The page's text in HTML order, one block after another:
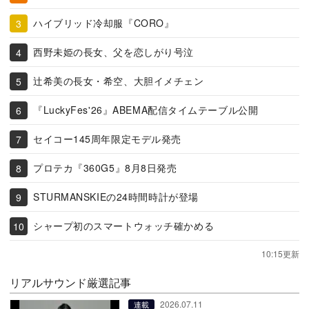
ハイブリッド冷却服『CORO』
西野未姫の長女、父を恋しがり号泣
辻希美の長女・希空、大胆イメチェン
『LuckyFes'26』ABEMA配信タイムテーブル公開
セイコー145周年限定モデル発売
プロテカ『360G5』8月8日発売
STURMANSKIEの24時間時計が登場
シャープ初のスマートウォッチ確かめる
10:15更新
リアルサウンド厳選記事
連載 2026.07.11